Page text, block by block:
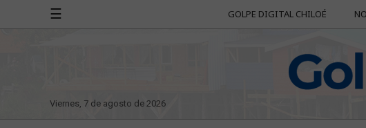
☰ GOLPE DIGITAL CHILOÉ
viernes, 7 de agosto de 2026